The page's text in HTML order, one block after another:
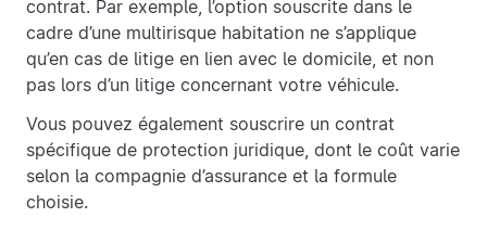
contrat. Par exemple, l’option souscrite dans le
cadre d’une multirisque habitation ne s’applique
qu’en cas de litige en lien avec le domicile, et non
pas lors d’un litige concernant votre véhicule.
Vous pouvez également souscrire un contrat
spécifique de protection juridique, dont le coût varie
selon la compagnie d’assurance et la formule
choisie.